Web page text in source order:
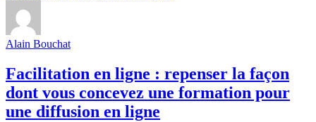
Alain Bouchat
Facilitation en ligne : repenser la façon
dont vous concevez une formation pour
une diffusion en ligne